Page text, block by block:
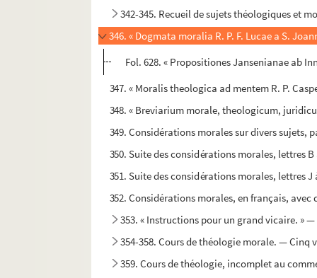
342-345. Recueil de sujets théologiques et
346. « Dogmata moralia R. P. F. Lucae a S.
Fol. 628. « Propositiones Jansenianae ab
347. « Moralis theologica ad mentem R. P.
348. « Breviarium morale, theologicum,
349. Considérations morales sur divers sujets,
350. Suite des considérations morales, lettres
351. Suite des considérations morales, lettres
352. Considérations morales, en français,
353. « Instructions pour un grand vicaire. »
354-358. Cours de théologie morale. — Cinq
359. Cours de théologie, incomplet au